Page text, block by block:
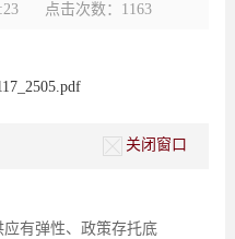
点击次数：1163
关闭窗口
有弹性、政策存托底